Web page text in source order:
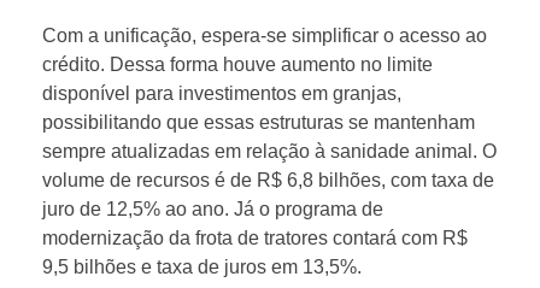
a
s
n
o
Com a unificação, espera-se simplificar o acesso ao
crédito. Dessa forma houve aumento no limite
disponível para investimentos em granjas,
possibilitando que essas estruturas se mantenham
sempre atualizadas em relação à sanidade animal. O
volume de recursos é de R$ 6,8 bilhões, com taxa de
juro de 12,5% ao ano. Já o programa de
modernização da frota de tratores contará com R$
9,5 bilhões e taxa de juros em 13,5%.